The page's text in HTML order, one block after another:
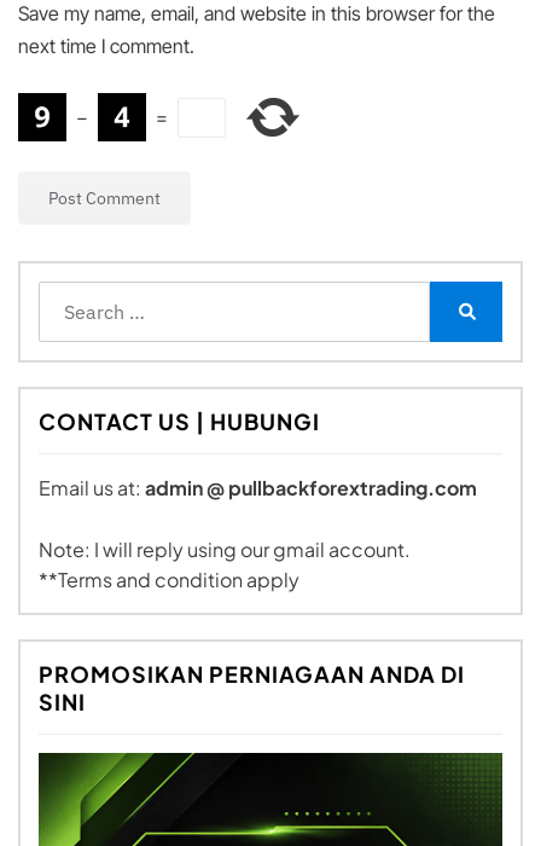
Save my name, email, and website in this browser for the
next time I comment.
− =
for:
CONTACT US | HUBUNGI
Email us at: admin @ pullbackforextrading.com
Note: I will reply using our gmail account.
**Terms and condition apply
PROMOSIKAN PERNIAGAAN ANDA DI
SINI